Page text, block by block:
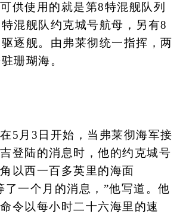
供使用的就是第8特混舰队列
混舰队约克城号航母，另有8
逐舰。由弗莱彻统一指挥，两
珊瑚海。
月3日开始，当弗莱彻海军接
登陆的消息时，他的约克城号
以西一百多英里的海面
了一个月的消息，”他写道。他
令以每小时二十六海里的速